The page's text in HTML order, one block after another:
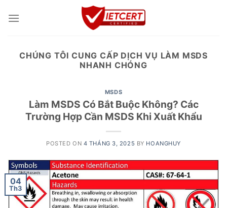
CHÚNG TÔI CUNG CẤP DỊCH VỤ LÀM MSDS
NHANH CHÓNG
MSDS
Làm MSDS Có Bắt Buộc Không? Các
Trường Hợp Cần MSDS Khi Xuất Khẩu
POSTED ON 4 THÁNG 3, 2025 BY HOANGHUY
04
Th3